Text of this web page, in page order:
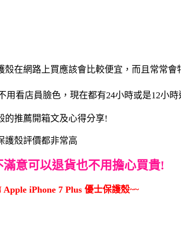
殼在網路上買應該會比較便宜，而且常常會
看店員臉色，現在都有24小時或是12小時
的推薦開箱文及心得分享!
護殼評價都非常高
意可以退貨也不用擔心買貴!
iPhone 7 Plus 優士保護殼~~